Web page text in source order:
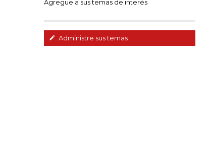
Agregue a sus temas de interés
Administre sus temas